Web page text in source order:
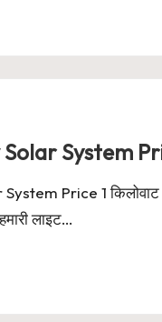
System
Price 1
लाइट…